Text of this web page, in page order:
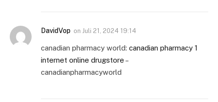
DavidVop on Juli 21, 2024 19:14
canadian pharmacy world: canadian pharmacy 1
internet online drugstore –
canadianpharmacyworld